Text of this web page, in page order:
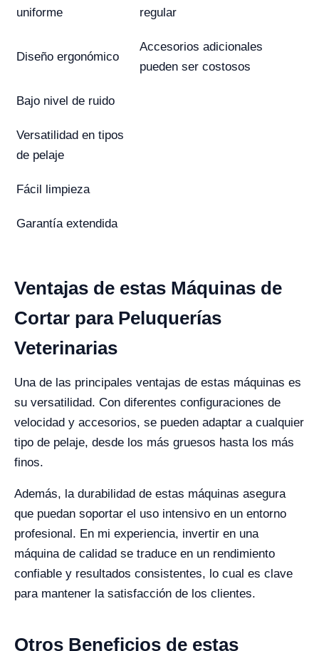
uniforme
regular
Diseño ergonómico
Accesorios adicionales
pueden ser costosos
Bajo nivel de ruido
Versatilidad en tipos
de pelaje
Fácil limpieza
Garantía extendida
Ventajas de estas Máquinas de
Cortar para Peluquerías
Veterinarias
Una de las principales ventajas de estas máquinas es
su versatilidad. Con diferentes configuraciones de
velocidad y accesorios, se pueden adaptar a cualquier
tipo de pelaje, desde los más gruesos hasta los más
finos.
Además, la durabilidad de estas máquinas asegura
que puedan soportar el uso intensivo en un entorno
profesional. En mi experiencia, invertir en una
máquina de calidad se traduce en un rendimiento
confiable y resultados consistentes, lo cual es clave
para mantener la satisfacción de los clientes.
Otros Beneficios de estas